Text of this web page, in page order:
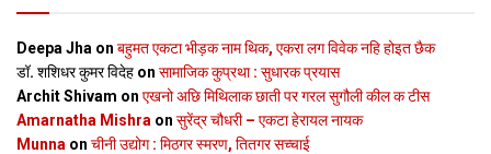
Deepa Jha on बहुमत एकटा भीड़क नाम थिक, एकरा लग विवेक नहि होइत छैक
डॉ. शशिधर कुमर विदेह on सामाजिक कुप्रथा : सुधारक प्रयास
Archit Shivam on एखनो अछि मिथिलाक छाती पर गरल सुगौली कील क टीस
Amarnatha Mishra on सुरेंद्र चौधरी – एकटा हेरायल नायक
Munna on चीनी उद्योग : मिठगर स्‍मरण, तितगर सच्‍चाई